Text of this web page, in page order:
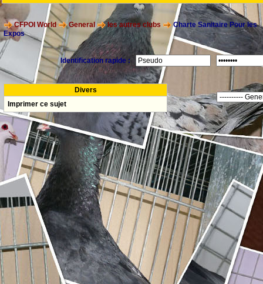
CFPOI World General les autres clubs
Charte Sanitaire Pour les
Expos
Identification rapide :
Divers
Imprimer ce sujet